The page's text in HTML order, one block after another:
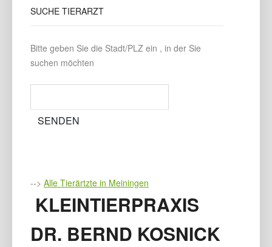
SUCHE TIERARZT
Bitte geben Sie die Stadt/PLZ ein , in der Sie
suchen möchten
--> Alle Tierärtzte in Meiningen
KLEINTIERPRAXIS
DR. BERND KOSNICK